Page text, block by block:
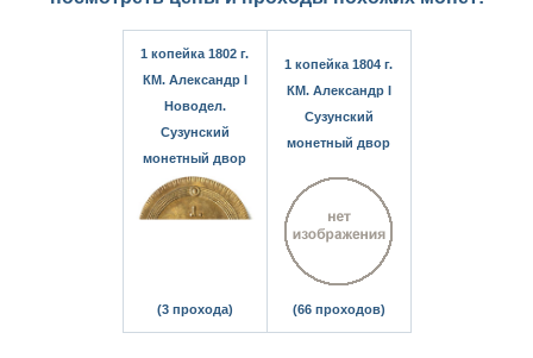
1 копейка 1802 г.
КМ. Александр I
Новодел.
Сузунский
монетный двор
(3 прохода)
1 копейка 1804 г.
КМ. Александр I
Сузунский
монетный двор
(66 проходов)